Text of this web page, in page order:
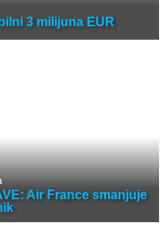
3 milijuna EUR
Air France smanjuje